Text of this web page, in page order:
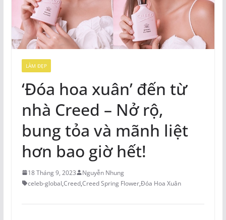
LÀM ĐẸP
‘Đóa hoa xuân’ đến từ
nhà Creed – Nở rộ,
bung tỏa và mãnh liệt
hơn bao giờ hết!
18 Tháng 9, 2023
Nguyễn Nhung
celeb-global,Creed,Creed Spring Flower,Đóa Hoa Xuân